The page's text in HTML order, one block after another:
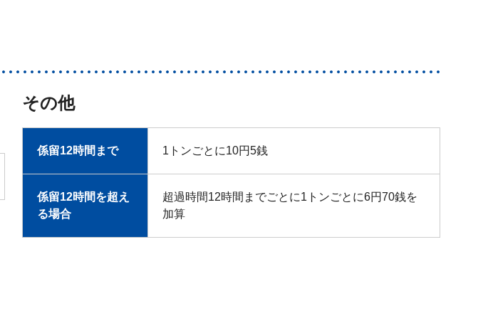
その他
係留12時間まで 1トンごとに10円5銭
係留12時間を超え
る場合
超過時間12時間までごとに1トンごとに6円70銭を
加算